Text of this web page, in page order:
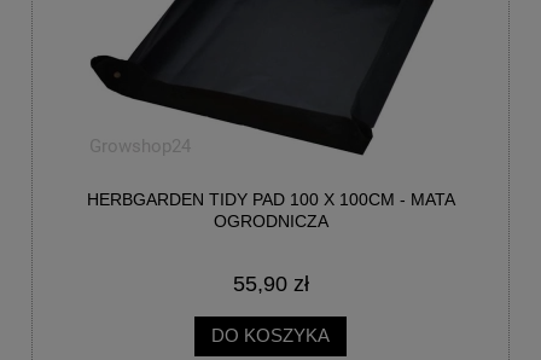
HERBGARDEN TIDY PAD 100 X 100CM - MATA
OGRODNICZA
55,90 zł
DO KOSZYKA